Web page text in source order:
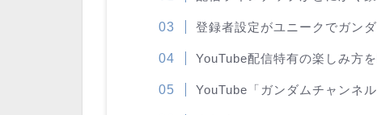
登録者設定がユニークでガン
YouTube配信特有の楽しみ方
YouTube「ガンダムチャンネ